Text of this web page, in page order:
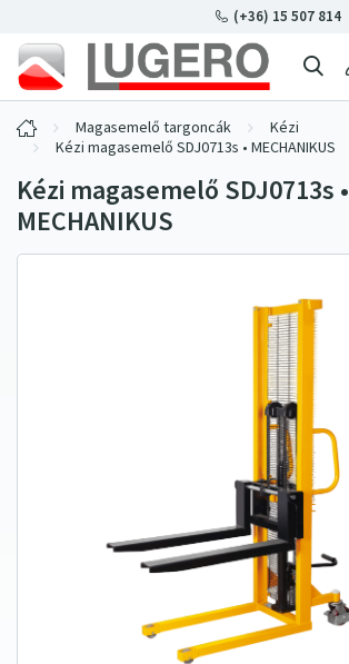
(+36) 15 507 814
Magasemelő targoncák
Kézi
Kézi magasemelő SDJ0713s • MECHANIKUS
Kézi magasemelő SDJ0713s •
MECHANIKUS